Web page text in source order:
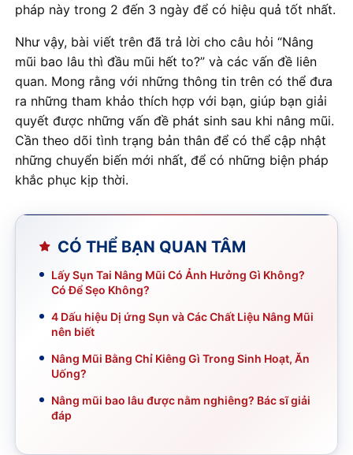
pháp này trong 2 đến 3 ngày để có hiệu quả tốt nhất.
Như vậy, bài viết trên đã trả lời cho câu hỏi “Nâng
mũi bao lâu thì đầu mũi hết to?” và các vấn đề liên
quan. Mong rằng với những thông tin trên có thể đưa
ra những tham khảo thích hợp với bạn, giúp bạn giải
quyết được những vấn đề phát sinh sau khi nâng mũi.
Cần theo dõi tình trạng bản thân để có thể cập nhật
những chuyển biến mới nhất, để có những biện pháp
khắc phục kịp thời.
CÓ THỂ BẠN QUAN TÂM
Lấy Sụn Tai Nâng Mũi Có Ảnh Hưởng Gì Không?
Có Để Sẹo Không?
4 Dấu hiệu Dị ứng Sụn và Các Chất Liệu Nâng Mũi
nên biết
Nâng Mũi Bằng Chỉ Kiêng Gì Trong Sinh Hoạt, Ăn
Uống?
Nâng mũi bao lâu được nằm nghiêng? Bác sĩ giải
đáp